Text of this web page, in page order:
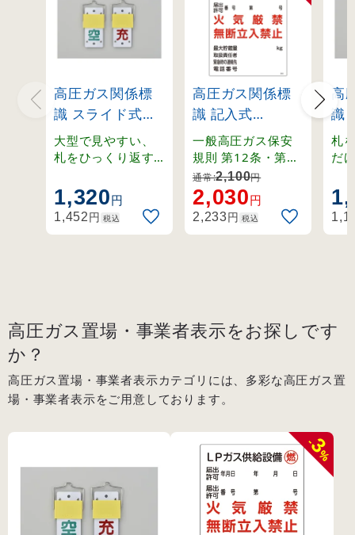
高圧ガス関係標
識 スライド式ボ
ンベ札 回転タイ
プ 130×60mm
大型で見やすい、
札をひっくり返す
転式ボンベ札。
1,320円
1,452円 税込
高圧ガス関係標
識 記入式
600×450mm LP
ガス供給設備 燃
火気厳禁 無断立
入禁止 (39304)
一般高圧ガス保安
規則 第12条・第13
条・第70条・関係
例示基準1-4-1,2、
その他。
通常:2,100円
2,030円
2,233円 税込
高
識
ン
プ
札
だ
り
プ
高圧ガス置場・事業者表示をお探しです
か？
高圧ガス置場・事業者表示カテゴリには、多彩な高圧ガス置
場・事業者表示をご用意しております。
-
3
%